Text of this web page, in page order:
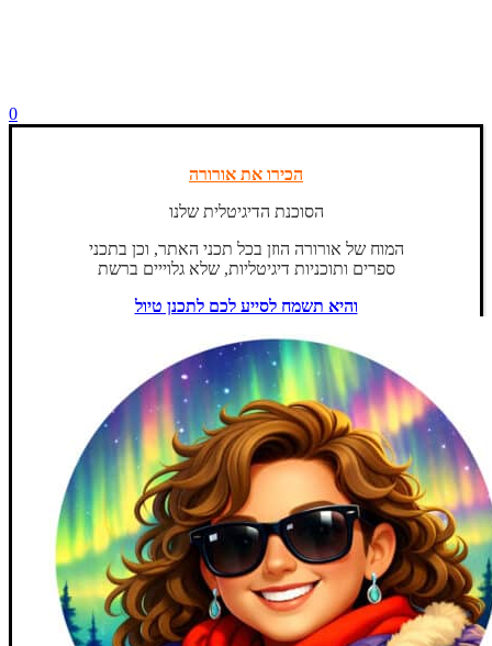
0
הכירו את אורורה
הסוכנת הדיגיטלית שלנו
המוח של אורורה הוזן בכל תכני האתר, וכן בתכני
ספרים ותוכניות דיגיטליות, שלא גלוייים ברשת
והיא תשמח לסייע לכם לתכנן טיול